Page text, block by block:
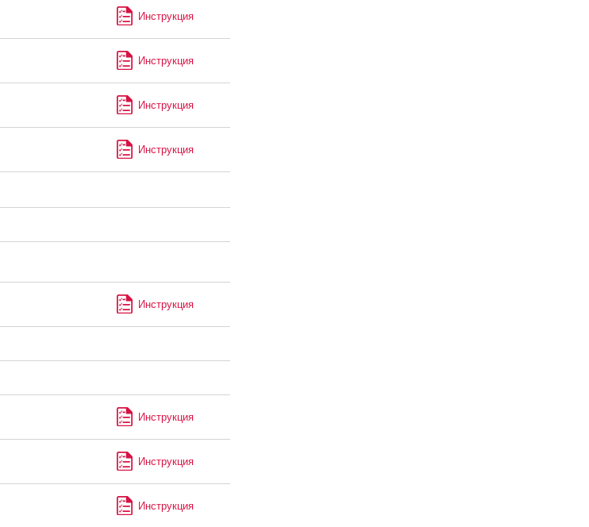
Инструкция
Инструкция
Инструкция
Инструкция
Инструкция
Инструкция
Инструкция
Инструкция